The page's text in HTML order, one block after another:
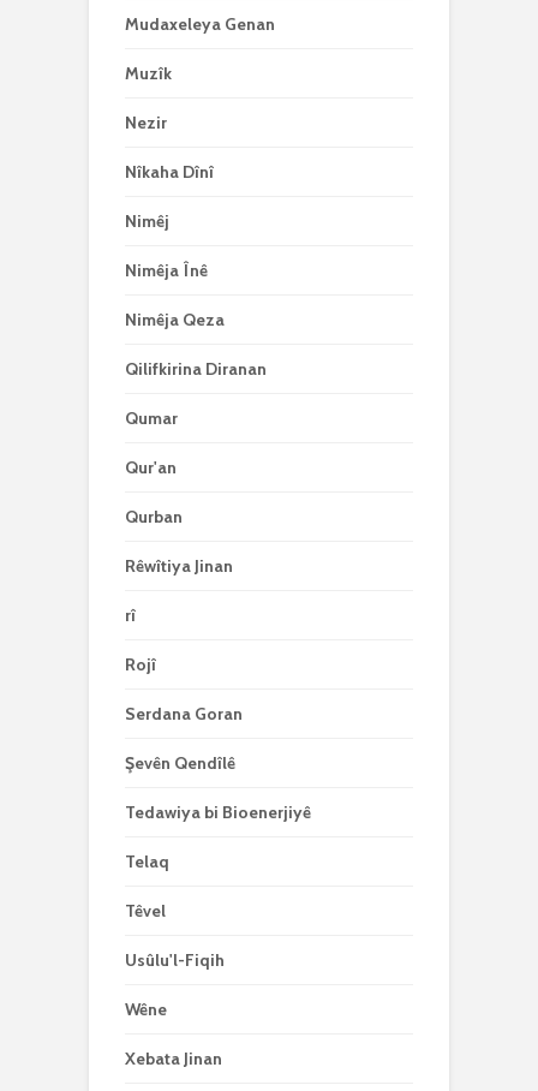
Mudaxeleya Genan
Muzîk
Nezir
Nîkaha Dînî
Nimêj
Nimêja Înê
Nimêja Qeza
Qilifkirina Diranan
Qumar
Qur'an
Qurban
Rêwîtiya Jinan
rî
Rojî
Serdana Goran
Şevên Qendîlê
Tedawiya bi Bioenerjiyê
Telaq
Têvel
Usûlu'l-Fiqih
Wêne
Xebata Jinan